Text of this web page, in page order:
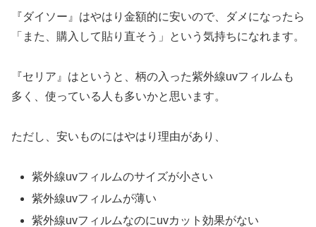
『ダイソー』はやはり金額的に安いので、ダメになったら
「また、購入して貼り直そう」という気持ちになれます。
『セリア』はというと、柄の入った紫外線uvフィルムも
多く、使っている人も多いかと思います。
ただし、安いものにはやはり理由があり、
紫外線uvフィルムのサイズが小さい
紫外線uvフィルムが薄い
紫外線uvフィルムなのにuvカット効果がない